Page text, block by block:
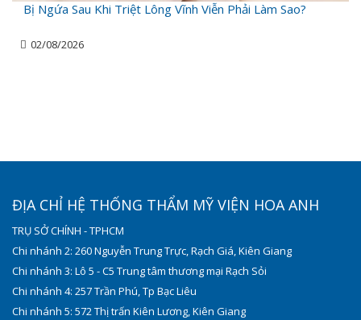
Bị Ngứa Sau Khi Triệt Lông Vĩnh Viễn Phải Làm Sao?
02/08/2026
ĐỊA CHỈ HỆ THỐNG THẨM MỸ VIỆN HOA ANH
TRỤ SỞ CHÍNH - TPHCM
Chi nhánh 2: 260 Nguyễn Trung Trực, Rạch Giá, Kiên Giang
Chi nhánh 3: Lô 5 - C5 Trung tâm thương mại Rạch Sỏi
Chi nhánh 4: 257 Trần Phú, Tp Bạc Liêu
Chi nhánh 5: 572 Thị trấn Kiên Lương, Kiên Giang